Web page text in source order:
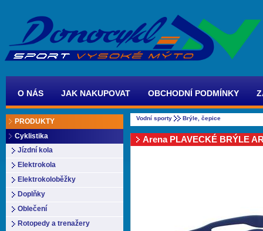
O NÁS JAK NAKUPOVAT OBCHODNÍ PODMÍNKY
PRODUKTY
Cyklistika
Jízdní kola
Elektrokola
Elektrokoloběžky
Doplňky
Oblečení
Rotopedy a trenažery
Vodní sporty Brýle, čepice
Arena PLAVECKÉ BRÝLE
GOGGLES